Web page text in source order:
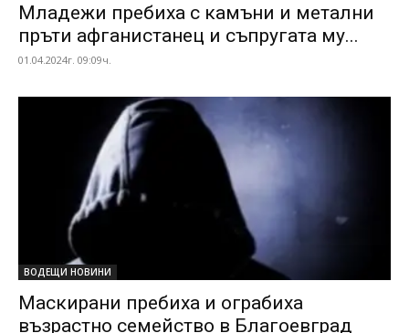
Младежи пребиха с камъни и метални
пръти афганистанец и съпругата му...
01.04.2024г. 09:09ч.
ВОДЕЩИ НОВИНИ
Маскирани пребиха и ограбиха
възрастно семейство в Благоевград